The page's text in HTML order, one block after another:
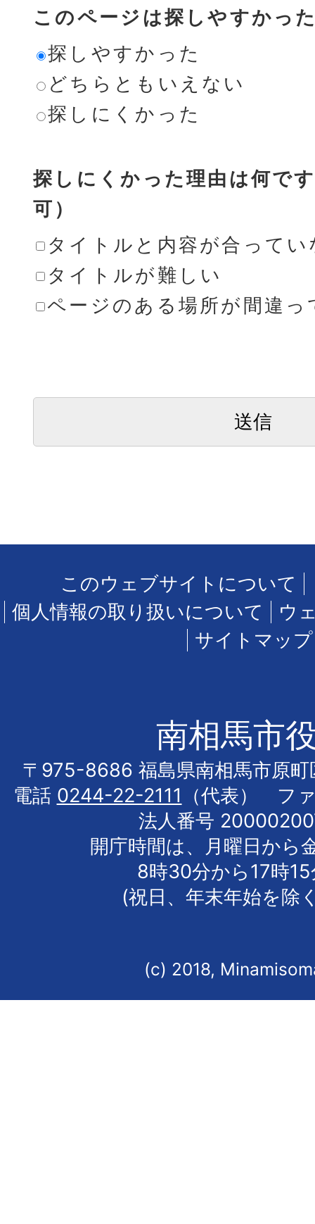
このページは探しやすかっ
探しやすかった
どちらともいえない
探しにくかった
探しにくかった理由は何で
可）
タイトルと内容が合ってい
タイトルが難しい
ページのある場所が間違っ
このウェブサイトについて
個人情報の取り扱いについて
ウ
サイトマップ
南相馬市
〒975-8686 福島県南相馬市原町
電話 0244-22-2111
（代表） フ
法人番号
開庁時間は、月曜日から
8時30分から17時
(祝日、年末年始を除
(c) 2018,